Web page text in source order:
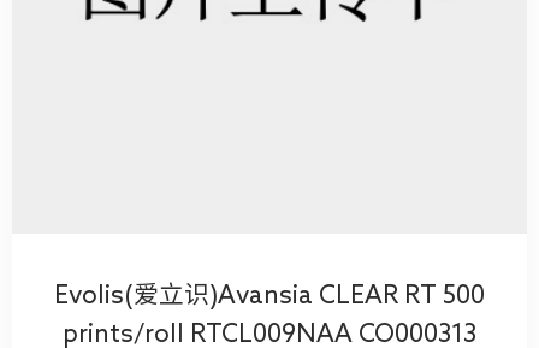
Evolis(爱立识)Avansia CLEAR RT 500
prints/roll RTCL009NAA CO000313